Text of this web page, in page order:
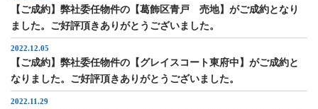
【ご成約】弊社委任物件の【葛飾区青戸 売地】がご成約となり
ました。ご好評頂きありがとうございました。
2022.12.05
【ご成約】弊社委任物件の【グレイスコート東府中】がご成約と
なりました。ご好評頂きありがとうございました。
2022.11.29